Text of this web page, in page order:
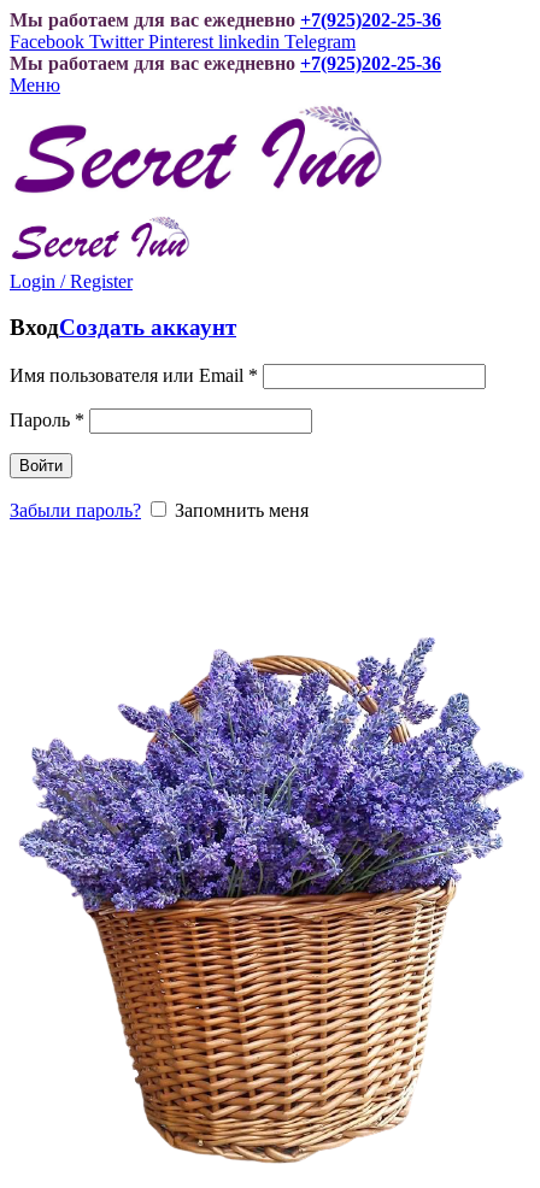
Мы работаем для вас ежедневно +7(925)202-25-36
Facebook Twitter Pinterest linkedin Telegram
Мы работаем для вас ежедневно +7(925)202-25-36
Меню
Login / Register
ВходСоздать аккаунт
Имя пользователя или Email *
Пароль *
Войти
Забыли пароль? Запомнить меня